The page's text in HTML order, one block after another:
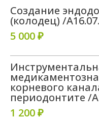
Создание
(колодец) /
5 000 ₽
корневого
периодонтите /
1 200 ₽